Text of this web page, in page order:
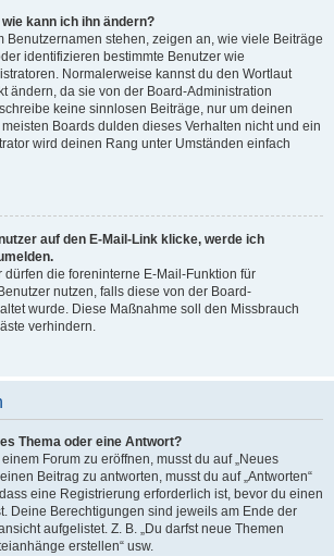
kann ich ihn ändern?
Benutzernamen stehen, zeigen an, wie viele Beiträge
identifizieren bestimmte Benutzer wie
Normalerweise kannst du den Wortlaut
ändern, da sie von der Board-Administration
keine sinnlosen Beiträge, nur um deinen
Boards dulden dieses Verhalten nicht und ein
wird deinen Rang unter Umständen einfach
auf den E-Mail-Link klicke, werde ich
dürfen die foreninterne E-Mail-Funktion für
nutzen, falls diese von der Board-
wurde. Diese Maßnahme soll den Missbrauch
verhindern.
Thema oder eine Antwort?
Forum zu eröffnen, musst du auf „Neues
Beitrag zu antworten, musst du auf „Antworten“
eine Registrierung erforderlich ist, bevor du einen
Deine Berechtigungen sind jeweils am Ende der
aufgelistet. Z. B. „Du darfst neue Themen
erstellen“ usw.